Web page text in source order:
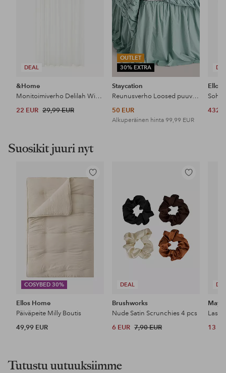
DEAL
&Home
Monitoimiverho Delilah Wide erittäin leveä 1 kpl
22 EUR 29,99 EUR
OUTLET
30% EXTRA
Staycation
Reunusverho Loosed puuvilla percale
50 EUR
Alkuperäinen hinta 99,99 EUR
Ellos
432
Suosikit juuri nyt
COSYBED 30%
Lisää
Ellos Home
Päiväpeite Milly Boutis
49,99 EUR
DEAL
Lisää
Brushworks
Nude Satin Scrunchies 4 pcs
6 EUR 7,90 EUR 13
Tutustu uutuuksiimme